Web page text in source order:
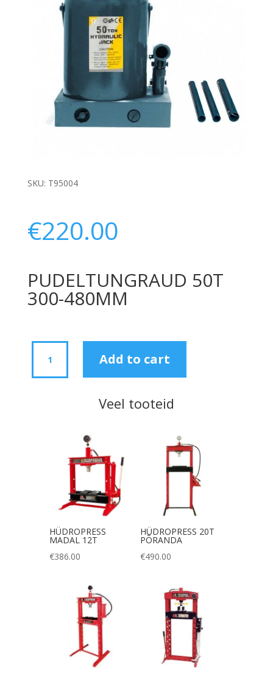
SKU: T95004
€220.00
PUDELTUNGRAUD 50T
300-480MM
300-
Add to cart
Veel tooteid
HÜDROPRESS
MADAL 12T
€386.00
HÜDROPRESS 20T
PÕRANDA
€490.00